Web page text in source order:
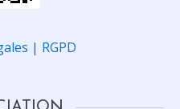
| RGPD